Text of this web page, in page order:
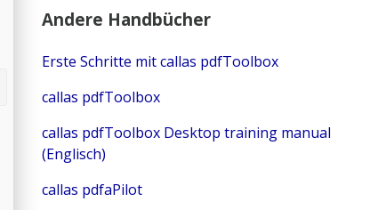
Andere Handbücher
Erste Schritte mit callas pdfToolbox
callas pdfToolbox
callas pdfToolbox Desktop training manual
(Englisch)
callas pdfaPilot